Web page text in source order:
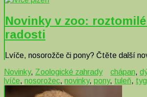
Novinky v zoo:
radosti
Lvíče, nosorožče či pony? Čtěte další
Novinky, Zoologické zahrady chápan,
lvíče, nosorožec, novinky, pony, tuleň,